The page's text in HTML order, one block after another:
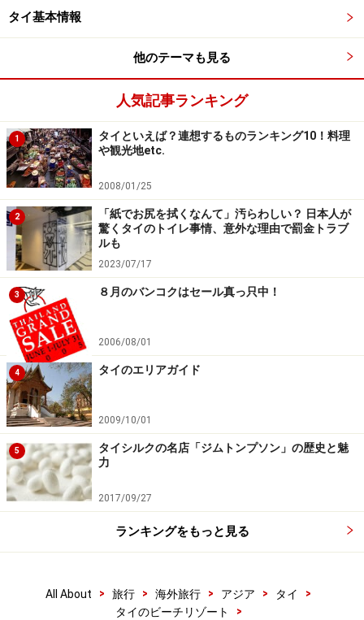
タイ基本情報
他のテーマも見る
人気記事ランキング
1
タイといえば？連想するものランキング10！料理
や観光地etc.
2008/01/25
2
「紙でお尻を拭くなんて」汚らわしい？ 日本人が
驚くタイのトイレ事情、意外な理由で罰金トラブ
ルも
2023/07/17
3 ８月のバンコクはセール真っ只中！
2006/08/01
4 タイのエリアガイド
2009/10/01
5
タイシルクの名店「ジムトンプソン」の歴史と魅
力
2017/09/27
ランキングをもっと見る
All About > 旅行 > 海外旅行 > アジア > タイ
>
タイのビーチリゾート
>